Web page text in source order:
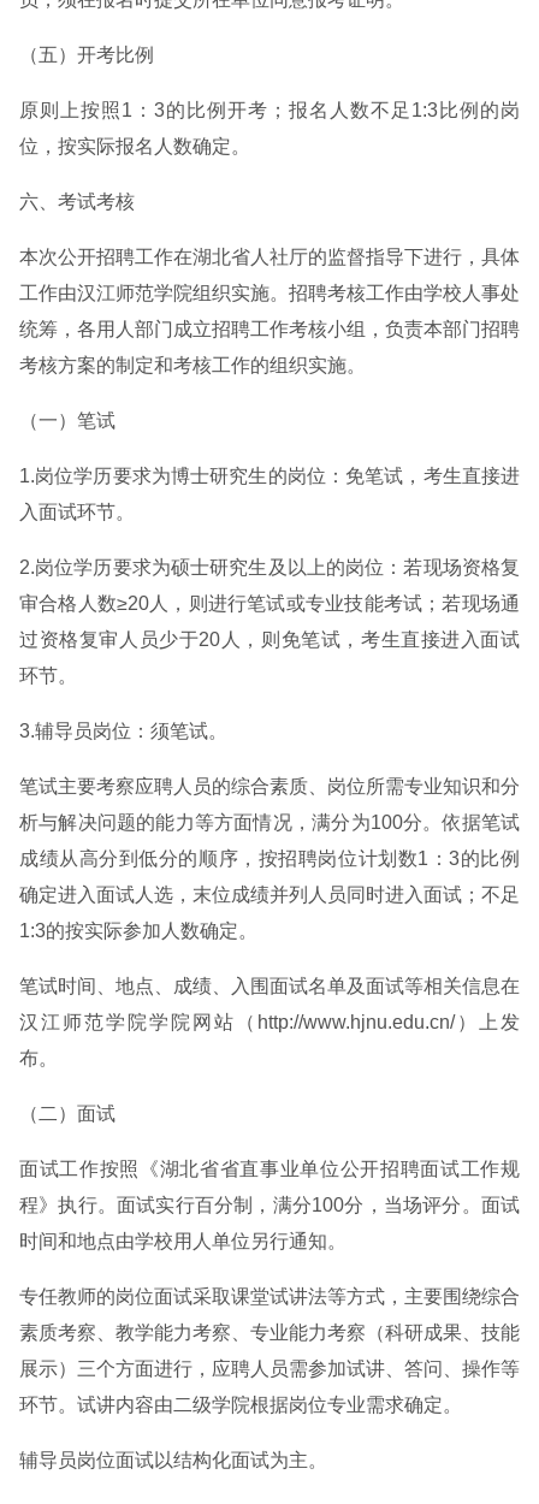
（五）开考比例
原则上按照1：3的比例开考；报名人数不足1:3比例的岗
位，按实际报名人数确定。
六、考试考核
本次公开招聘工作在湖北省人社厅的监督指导下进行，具体
工作由汉江师范学院组织实施。招聘考核工作由学校人事处
统筹，各用人部门成立招聘工作考核小组，负责本部门招聘
考核方案的制定和考核工作的组织实施。
（一）笔试
1.岗位学历要求为博士研究生的岗位：免笔试，考生直接进
入面试环节。
2.岗位学历要求为硕士研究生及以上的岗位：若现场资格复
审合格人数≥20人，则进行笔试或专业技能考试；若现场通
过资格复审人员少于20人，则免笔试，考生直接进入面试
环节。
3.辅导员岗位：须笔试。
笔试主要考察应聘人员的综合素质、岗位所需专业知识和分
析与解决问题的能力等方面情况，满分为100分。依据笔试
成绩从高分到低分的顺序，按招聘岗位计划数1：3的比例
确定进入面试人选，末位成绩并列人员同时进入面试；不足
1:3的按实际参加人数确定。
笔试时间、地点、成绩、入围面试名单及面试等相关信息在
汉江师范学院学院网站（http://www.hjnu.edu.cn/）上发
布。
（二）面试
面试工作按照《湖北省省直事业单位公开招聘面试工作规
程》执行。面试实行百分制，满分100分，当场评分。面试
时间和地点由学校用人单位另行通知。
专任教师的岗位面试采取课堂试讲法等方式，主要围绕综合
素质考察、教学能力考察、专业能力考察（科研成果、技能
展示）三个方面进行，应聘人员需参加试讲、答问、操作等
环节。试讲内容由二级学院根据岗位专业需求确定。
辅导员岗位面试以结构化面试为主。